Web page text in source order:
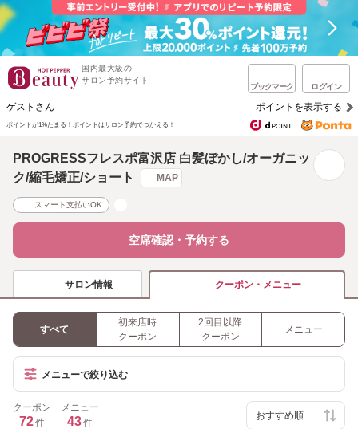
国内最大級の
サロン予約サイト
ブックマーク ログイン
ゲストさん ポイントを表示する
ポイントが1%たまる！ ポイントはサロン予約でつかえる！
PROGRESSフレスポ富沢店 白髪ぼかし/オーガニッ
ク/縮毛矯正/ショート
MAP
スマート支払いOK
空席確認・予約する
サロン情報 クーポン・メニュー
すべて
初来店時
クーポン
2回目以降
クーポン
メニュー
メニューで絞り込む
クーポン
72件
メニュー
43件